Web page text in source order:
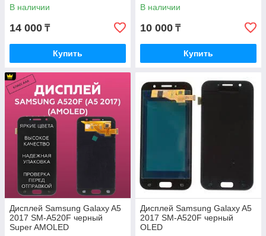
В наличии
14 000 ₸
Купить
В наличии
10 000 ₸
Купить
Дисплей Samsung Galaxy A5
2017 SM-A520F черный
Super AMOLED
Дисплей Samsung Galaxy A5
2017 SM-A520F черный
OLED